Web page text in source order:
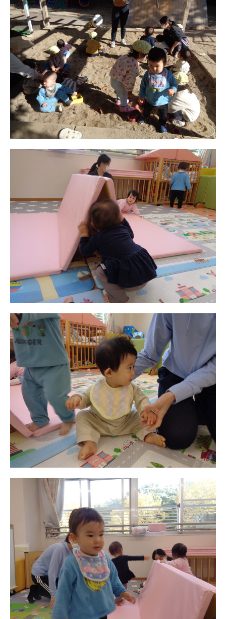
お知らせ
今日の幼稚園
園児募集要項
教職員募集
園のこと